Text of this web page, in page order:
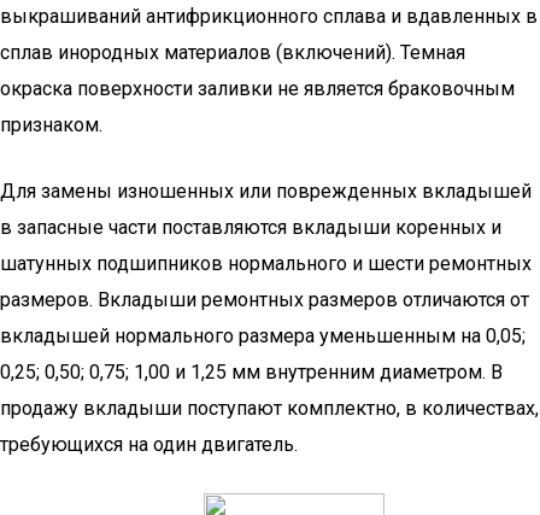
выкрашиваний антифрикционного сплава и вдавленных в
сплав инородных материалов (включений). Темная
окраска поверхности заливки не является браковочным
признаком.
Для замены изношенных или поврежденных вкладышей
в запасные части поставляются вкладыши коренных и
шатунных подшипников нормального и шести ремонтных
размеров. Вкладыши ремонтных размеров отличаются от
вкладышей нормального размера уменьшенным на 0,05;
0,25; 0,50; 0,75; 1,00 и 1,25 мм внутренним диаметром. В
продажу вкладыши поступают комплектно, в количествах,
требующихся на один двигатель.